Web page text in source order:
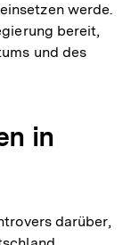
werde.
bereit,
und des
in
darüber,